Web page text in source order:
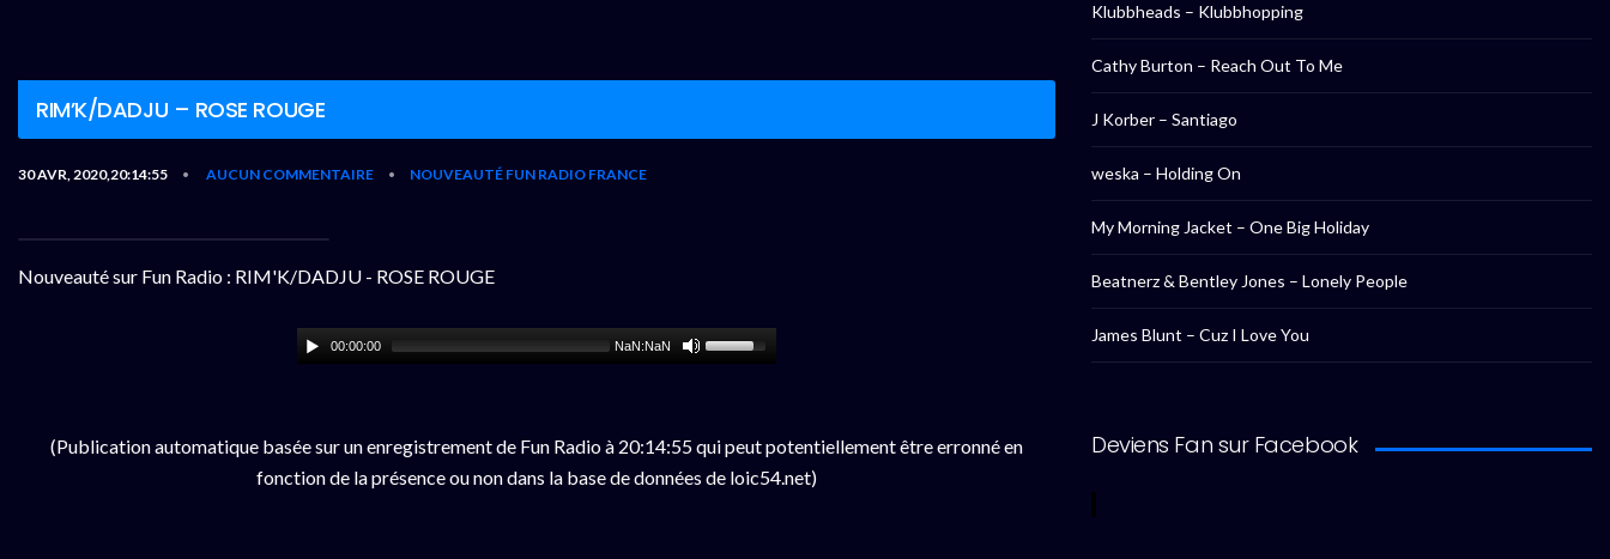
RIM’K/DADJU – ROSE ROUGE
30 AVR, 2020,20:14:55 • AUCUN COMMENTAIRE • NOUVEAUTÉ FUN RADIO FRANCE
Nouveauté sur Fun Radio : RIM'K/DADJU - ROSE ROUGE
00:00:00 NaN:NaN
(Publication automatique basée sur un enregistrement de Fun Radio à 20:14:55 qui peut potentiellement être erronné en
fonction de la présence ou non dans la base de données de loic54.net)
Klubbheads – Klubbhopping
Cathy Burton – Reach Out To Me
J Korber – Santiago
weska – Holding On
My Morning Jacket – One Big Holiday
Beatnerz & Bentley Jones – Lonely People
James Blunt – Cuz I Love You
Deviens Fan sur Facebook